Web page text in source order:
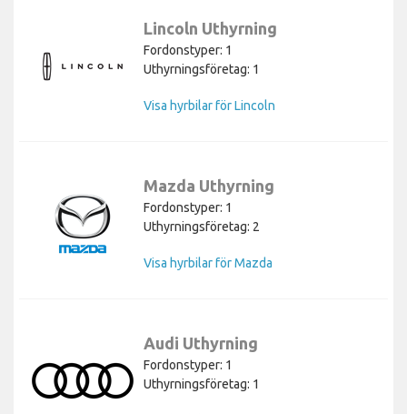
Lincoln Uthyrning
Fordonstyper: 1
Uthyrningsföretag: 1
Visa hyrbilar för Lincoln
Mazda Uthyrning
Fordonstyper: 1
Uthyrningsföretag: 2
Visa hyrbilar för Mazda
Audi Uthyrning
Fordonstyper: 1
Uthyrningsföretag: 1